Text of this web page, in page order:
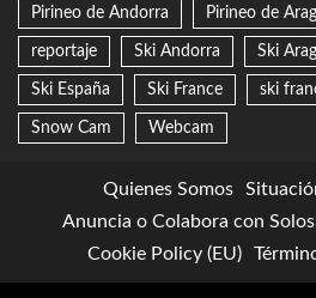
Pirineo de Andorra Pirineo de
reportaje Ski Andorra Ski
Ski España Ski France ski
Snow Cam Webcam
Quienes Somos
Anuncia o Colabora con
Cookie Policy (EU)